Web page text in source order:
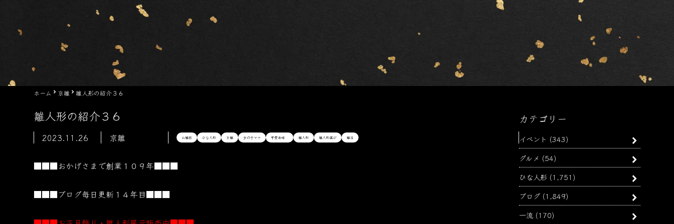
ホーム 京雛 雛人形の紹介３６
雛人形の紹介３６
2023.11.26 京雛 お雛様 ひな人形 京雛 女の子ママ 平安寿峰 雛人形 雛人形選び 雛活
■■■おかげさまで創業１０９年■■■
■■■ブログ毎日更新１４年目■■■
カテゴリー
イベント (343)
グルメ (54)
ひな人形 (1,751)
ブログ(1,849)
一流(170)